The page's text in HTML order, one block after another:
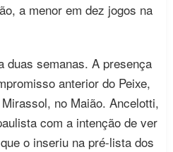
a menor em dez jogos na
duas semanas. A presença
anterior do Peixe,
no Maião. Ancelotti,
com a intenção de ver
o inseriu na pré-lista dos